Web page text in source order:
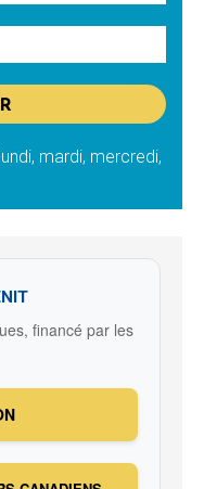
mardi, mercredi,
financé par les